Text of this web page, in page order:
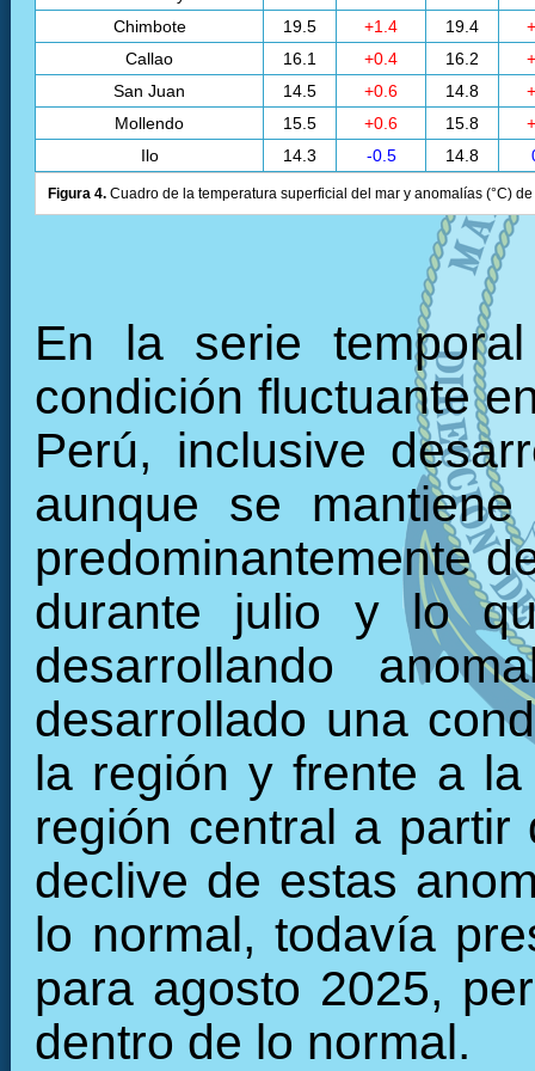
Chimbote
19.5 +1.4 19.4
Callao
16.1 +0.4 16.2
San Juan
14.5 +0.6 14.8
Mollendo
15.5 +0.6 15.8
Ilo
14.3 -0.5 14.8
Figura 4. Cuadro de la temperatura superficial del mar y anomalías (°C)
En la serie
condición fluctuante
Perú, inclusive
aunque se
predominantemente
durante julio y lo
desarrollando
desarrollado una
la región y frente a
región central a
declive de estas
lo normal, todavía
para agosto 2025,
dentro de lo normal.